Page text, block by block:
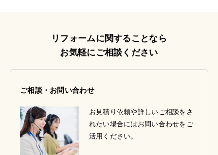
リフォームに関することなら
お気軽にご相談ください
ご相談・お問い合わせ
お見積り依頼や詳しいご相談をさ
れたい場合にはお問い合わせをご
活用ください。